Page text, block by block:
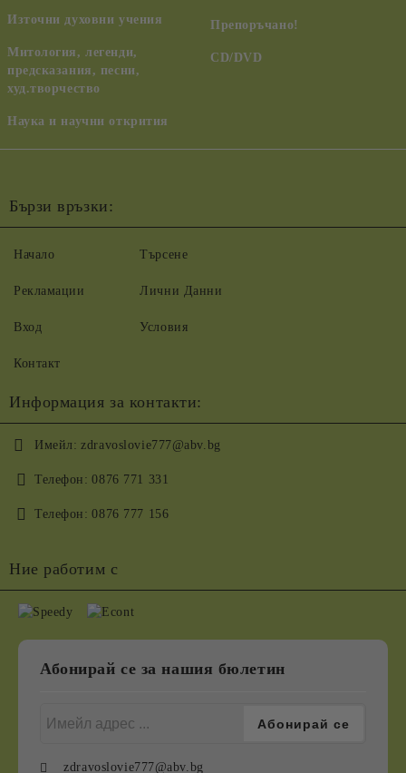
Източни духовни учения
Митология, легенди,
предсказания, песни,
худ.творчество
Наука и научни открития
Препоръчано!
CD/DVD
Бързи връзки:
Начало
Рекламации
Вход
Контакт
Търсене
Лични Данни
Условия
Информация за контакти:
Имейл: zdravoslovie777@abv.bg
Телефон: 0876 771 331
Телефон: 0876 777 156
Ние работим с
Абонирай се за нашия бюлетин
zdravoslovie777@abv.bg